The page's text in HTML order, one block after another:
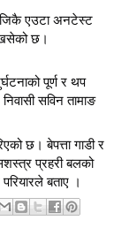
एउटा अनटेस्ट
खसेको छ।
पूर्ण र थप
सविन तामाङ
छ। बेपत्ता गाडी र
प्रहरी बलको
बताए ।